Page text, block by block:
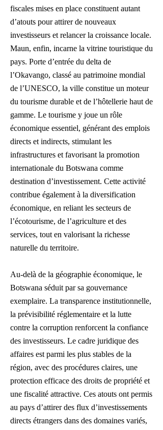
fiscales mises en place constituent autant
d’atouts pour attirer de nouveaux
investisseurs et relancer la croissance locale.
Maun, enfin, incarne la vitrine touristique du
pays. Porte d’entrée du delta de
l’Okavango, classé au patrimoine mondial
de l’UNESCO, la ville constitue un moteur
du tourisme durable et de l’hôtellerie haut de
gamme. Le tourisme y joue un rôle
économique essentiel, générant des emplois
directs et indirects, stimulant les
infrastructures et favorisant la promotion
internationale du Botswana comme
destination d’investissement. Cette activité
contribue également à la diversification
économique, en reliant les secteurs de
l’écotourisme, de l’agriculture et des
services, tout en valorisant la richesse
naturelle du territoire.
Au-delà de la géographie économique, le
Botswana séduit par sa gouvernance
exemplaire. La transparence institutionnelle,
la prévisibilité réglementaire et la lutte
contre la corruption renforcent la confiance
des investisseurs. Le cadre juridique des
affaires est parmi les plus stables de la
région, avec des procédures claires, une
protection efficace des droits de propriété et
une fiscalité attractive. Ces atouts ont permis
au pays d’attirer des flux d’investissements
directs étrangers dans des domaines variés,